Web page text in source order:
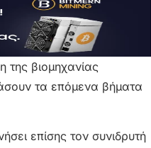
της βιομηχανίας
τα επόμενα βήματα
επίσης τον συνιδρυτή